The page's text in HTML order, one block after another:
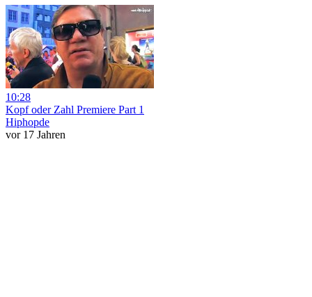
10:28
Kopf oder Zahl Premiere Part 1
Hiphopde
vor 17 Jahren